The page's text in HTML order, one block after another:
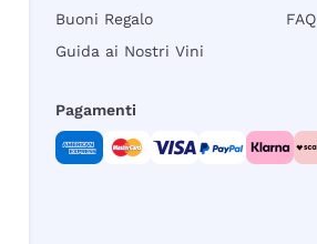
Buoni Regalo
Guida ai Nostri Vini
FAQ
Pagamenti